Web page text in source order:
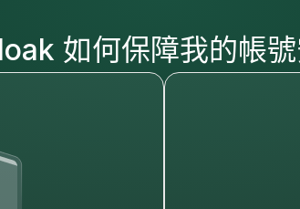
如何保障我的帳號